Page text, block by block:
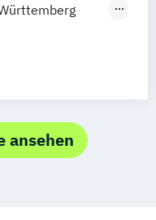
/
ansehen